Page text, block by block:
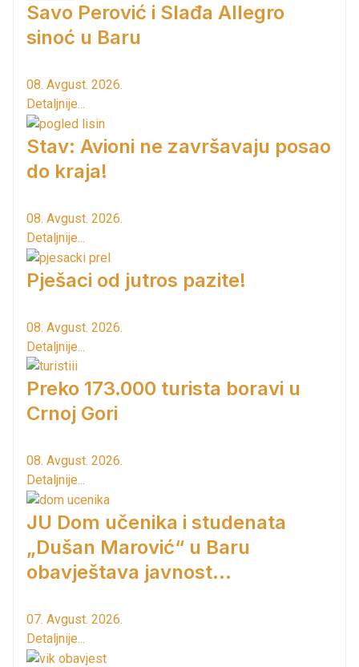
Savo Perović i Slađa Allegro
sinoć u Baru
08. Avgust. 2026.
Detaljnije...
Stav: Avioni ne završavaju posao
do kraja!
08. Avgust. 2026.
Detaljnije...
Pješaci od jutros pazite!
08. Avgust. 2026.
Detaljnije...
Preko 173.000 turista boravi u
Crnoj Gori
08. Avgust. 2026.
Detaljnije...
JU Dom učenika i studenata
„Dušan Marović“ u Baru
obavještava javnost...
07. Avgust. 2026.
Detaljnije...